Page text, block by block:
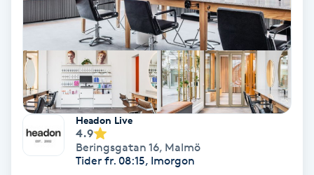
Herrklippning
HIFU
Hollywood Peel
Hot Stone Massage
Headon Live
4.9
Beringsgatan 16, Malmö
Tider fr. 08:15, Imorgon